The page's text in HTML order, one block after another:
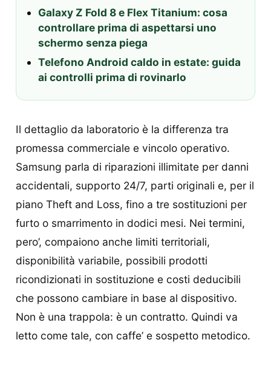
Galaxy Z Fold 8 e Flex Titanium: cosa
controllare prima di aspettarsi uno
schermo senza piega
Telefono Android caldo in estate: guida
ai controlli prima di rovinarlo
Il dettaglio da laboratorio è la differenza tra
promessa commerciale e vincolo operativo.
Samsung parla di riparazioni illimitate per danni
accidentali, supporto 24/7, parti originali e, per il
piano Theft and Loss, fino a tre sostituzioni per
furto o smarrimento in dodici mesi. Nei termini,
pero’, compaiono anche limiti territoriali,
disponibilità variabile, possibili prodotti
ricondizionati in sostituzione e costi deducibili
che possono cambiare in base al dispositivo.
Non è una trappola: è un contratto. Quindi va
letto come tale, con caffe’ e sospetto metodico.